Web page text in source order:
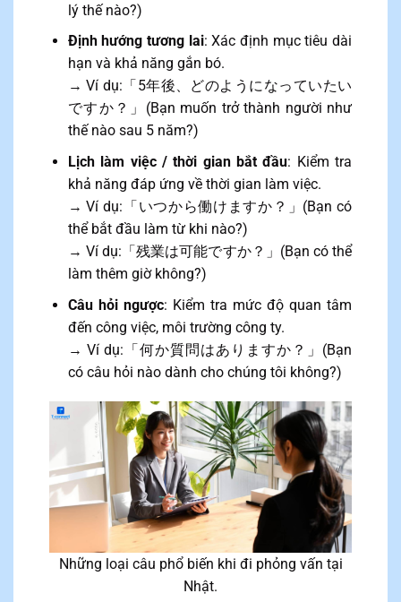
lý thế nào?)
Định hướng tương lai: Xác định mục tiêu dài
hạn và khả năng gắn bó.
→ Ví dụ:「5年後、どのようになっていたい
ですか？」(Bạn muốn trở thành người như
thế nào sau 5 năm?)
Lịch làm việc / thời gian bắt đầu: Kiểm tra
khả năng đáp ứng về thời gian làm việc.
→ Ví dụ:「いつから働けますか？」(Bạn có
thể bắt đầu làm từ khi nào?)
→ Ví dụ:「残業は可能ですか？」(Bạn có thể
làm thêm giờ không?)
Câu hỏi ngược: Kiểm tra mức độ quan tâm
đến công việc, môi trường công ty.
→ Ví dụ:「何か質問はありますか？」(Bạn
có câu hỏi nào dành cho chúng tôi không?)
Những loại câu phổ biến khi đi phỏng vấn tại
Nhật.